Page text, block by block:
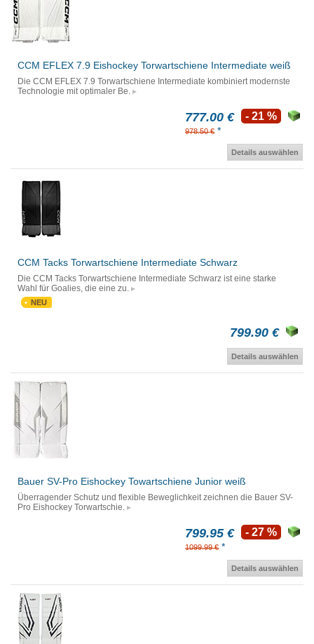
CCM EFLEX 7.9 Eishockey Torwartschiene Intermediate weiß
Die CCM EFLEX 7.9 Torwartschiene Intermediate kombiniert modernste
Technologie mit optimaler Be.
777.00 €
978.50 € *
- 21 %
Details auswählen
CCM Tacks Torwartschiene Intermediate Schwarz
Die CCM Tacks Torwartschiene Intermediate Schwarz ist eine starke
Wahl für Goalies, die eine zu.
NEU
799.90 €
Details auswählen
Bauer SV-Pro Eishockey Towartschiene Junior weiß
Überragender Schutz und flexible Beweglichkeit zeichnen die Bauer SV-
Pro Eishockey Torwartschie.
799.95 €
1099.99 € *
- 27 %
Details auswählen